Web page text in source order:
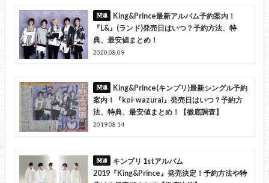
King&Prince最新アルバム予約案内！
『L&』(ランド)発売日はいつ？予約方法、特
典、最安値まとめ！
2020.08.09
King&Prince(キンプリ)最新シングル予約
案内！『koi-wazurai』発売日はいつ？予約方
法、特典、最安値まとめ！【徹底調査】
2019.08.14
キンプリ 1stアルバム
2019『King&Prince』発売決定！予約方法や特